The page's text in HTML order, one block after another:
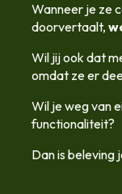
Wanneer je ze
doorvertaalt,
Wil jij ook dat
omdat ze er
Wil je weg van
functionaliteit?
Dan is beleving